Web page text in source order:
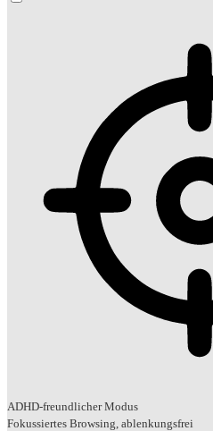
ADHD-freundlicher Modus
Fokussiertes Browsing, ablenkungsfrei